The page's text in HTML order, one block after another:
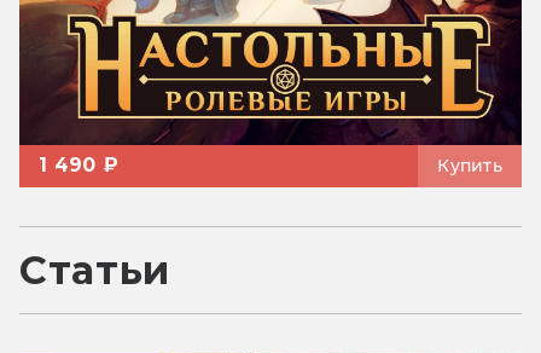
1 490 ₽ Купить
Статьи